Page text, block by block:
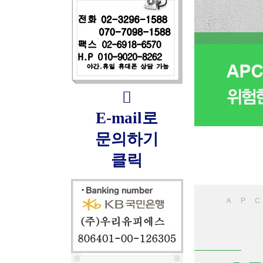

E-mail로
문의하기
클릭